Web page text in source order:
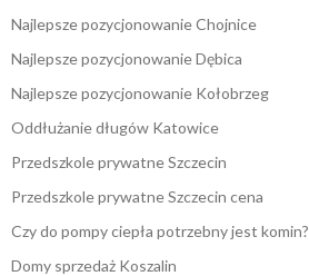
Najlepsze pozycjonowanie Chojnice
Najlepsze pozycjonowanie Dębica
Najlepsze pozycjonowanie Kołobrzeg
Oddłużanie długów Katowice
Przedszkole prywatne Szczecin
Przedszkole prywatne Szczecin cena
Czy do pompy ciepła potrzebny jest komin?
Domy sprzedaż Koszalin